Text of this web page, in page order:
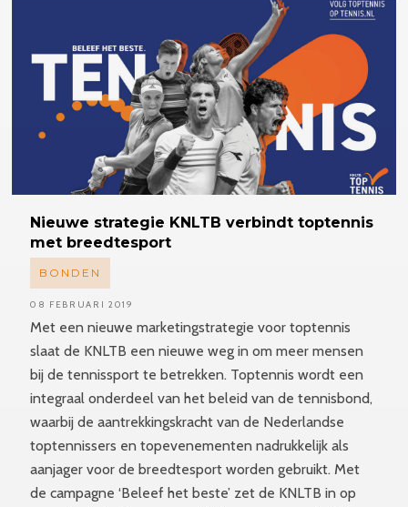
Nieuwe strategie KNLTB verbindt toptennis
met breedtesport
Met een nieuwe marketingstrategie voor toptennis
slaat de KNLTB een nieuwe weg in om meer mensen
bij de tennissport te betrekken. Toptennis wordt een
integraal onderdeel van het beleid van de tennisbond,
waarbij de aantrekkingskracht van de Nederlandse
toptennissers en topevenementen nadrukkelijk als
aanjager voor de breedtesport worden gebruikt. Met
de campagne ‘Beleef het beste’ zet de KNLTB in op
BONDEN
08 FEBRUARI 2019